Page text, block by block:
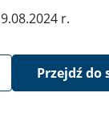
1998 r. o
r.
Przejdź do